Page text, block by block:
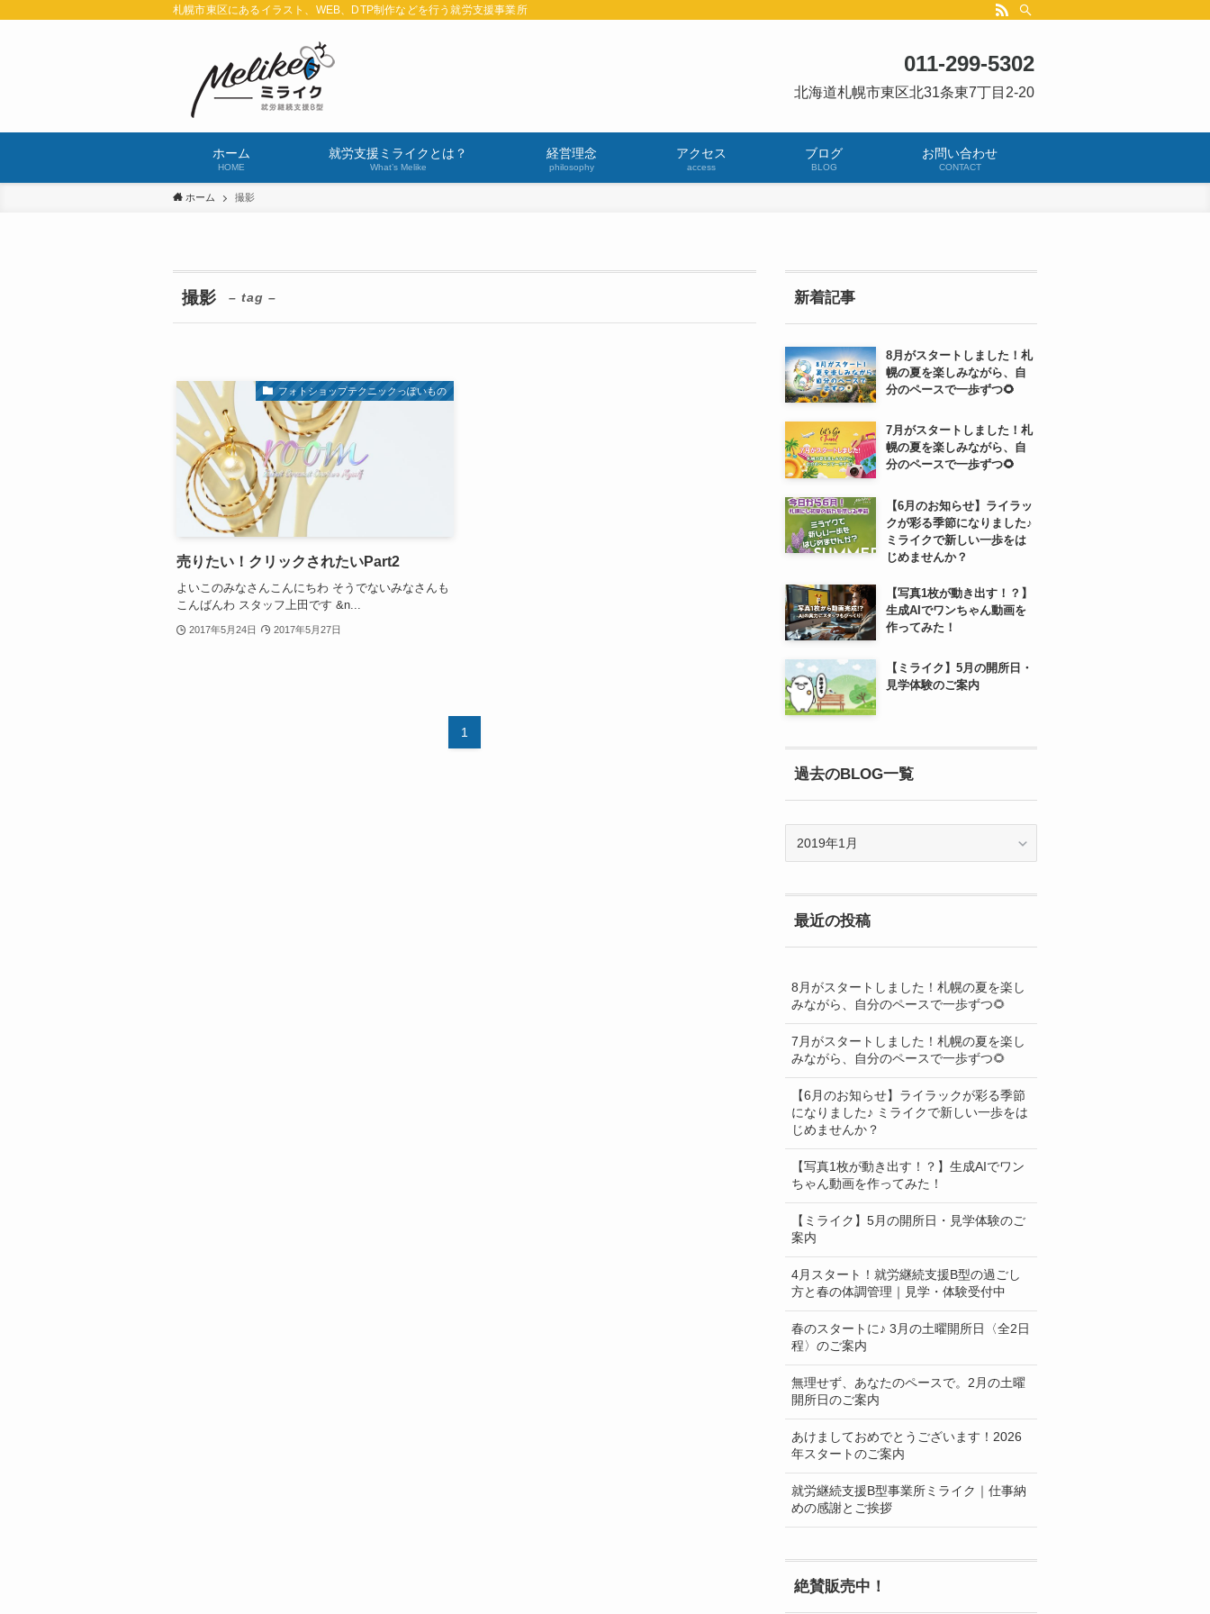
札幌市東区にあるイラスト、WEB、DTP制作などを行う就労支援事業所
ホーム
HOME
就労支援ミライクとは？
What’s Melike
経営理念
philosophy
アクセス
access
ブログ
BLOG
お問い合わせ
CONTACT
011-299-5302
北海道札幌市東区北31条東7丁目2-20
ホーム 撮影
撮影 – tag –
フォトショップテクニックっぽいもの
売りたい！クリックされたいPart2
よいこのみなさんこんにちわ そうでないみなさんも
こんばんわ スタッフ上田です &n...
2017年5月24日 2017年5月27日
1
新着記事
8月がスタートしました！札
幌の夏を楽しみながら、自
分のペースで一歩ずつ🌻
7月がスタートしました！札
幌の夏を楽しみながら、自
分のペースで一歩ずつ🌻
【6月のお知らせ】ライラッ
クが彩る季節になりました♪
ミライクで新しい一歩をは
じめませんか？
【写真1枚が動き出す！？】
生成AIでワンちゃん動画を
作ってみた！
【ミライク】5月の開所日・
見学体験のご案内
過去のBLOG一覧
BLOG
覧
最近の投稿
8月がスタートしました！札幌の夏を楽し
みながら、自分のペースで一歩ずつ🌻
7月がスタートしました！札幌の夏を楽し
みながら、自分のペースで一歩ずつ🌻
【6月のお知らせ】ライラックが彩る季節
になりました♪ ミライクで新しい一歩をは
じめませんか？
【写真1枚が動き出す！？】生成AIでワン
ちゃん動画を作ってみた！
【ミライク】5月の開所日・見学体験のご
案内
4月スタート！就労継続支援B型の過ごし
方と春の体調管理｜見学・体験受付中
春のスタートに♪ 3月の土曜開所日〈全2日
程〉のご案内
無理せず、あなたのペースで。2月の土曜
開所日のご案内
あけましておめでとうございます！2026
年スタートのご案内
就労継続支援B型事業所ミライク｜仕事納
めの感謝とご挨拶
絶賛販売中！